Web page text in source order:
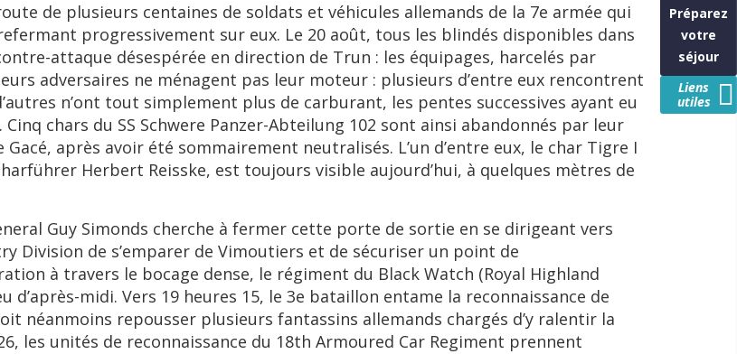
de plusieurs centaines de soldats et véhicules allemands de la 7e armée qui
progressivement sur eux. Le 20 août, tous les blindés disponibles dans
attaque désespérée en direction de Trun : les équipages, harcelés par
adversaires ne ménagent pas leur moteur : plusieurs d’entre eux rencontrent
n’ont tout simplement plus de carburant, les pentes successives ayant eu
chars du SS Schwere Panzer-Abteilung 102 sont ainsi abandonnés par leur
après avoir été sommairement neutralisés. L’un d’entre eux, le char Tigre I
Herbert Reisske, est toujours visible aujourd’hui, à quelques mètres de
Guy Simonds cherche à fermer cette porte de sortie en se dirigeant vers
Division de s’emparer de Vimoutiers et de sécuriser un point de
à travers le bocage dense, le régiment du Black Watch (Royal Highland
d’après-midi. Vers 19 heures 15, le 3e bataillon entame la reconnaissance de
néanmoins repousser plusieurs fantassins allemands chargés d’y ralentir la
les unités de reconnaissance du 18th Armoured Car Regiment prennent
Préparez
votre
séjour
Liens
utiles